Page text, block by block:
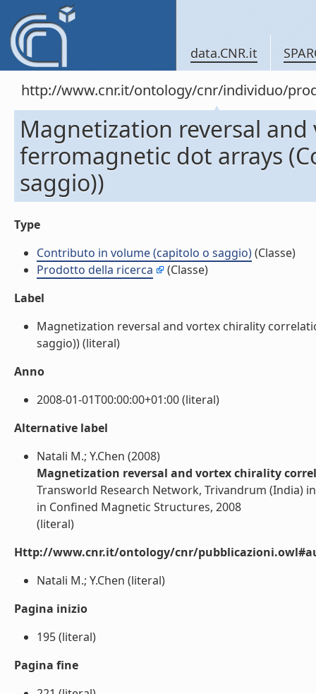
data.CNR.it
http://www.cnr.it/ontology/cnr/individuo/
Magnetization reversal
ferromagnetic dot arrays
saggio))
Type
Contributo in volume (capitolo o saggio)(Classe)
Prodotto della ricerca
(Classe)
Label
Magnetization reversal and vortex chirality
saggio)) (literal)
Anno
2008-01-01T00:00:00+01:00 (literal)
Alternative label
Natali M.; Y.Chen (2008)
Magnetization reversal and vortex chirality
Transworld Research Network, Trivandrum (India)
in Confined Magnetic Structures, 2008
(literal)
Http://www.cnr.it/ontology/cnr/
Natali M.; Y.Chen (literal)
Pagina inizio
195 (literal)
Pagina fine